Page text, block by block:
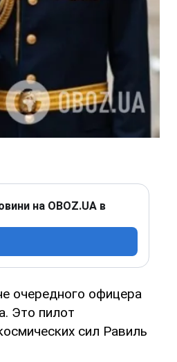
на OBOZ.UA в
очередного офицера
Это пилот
сил Равиль